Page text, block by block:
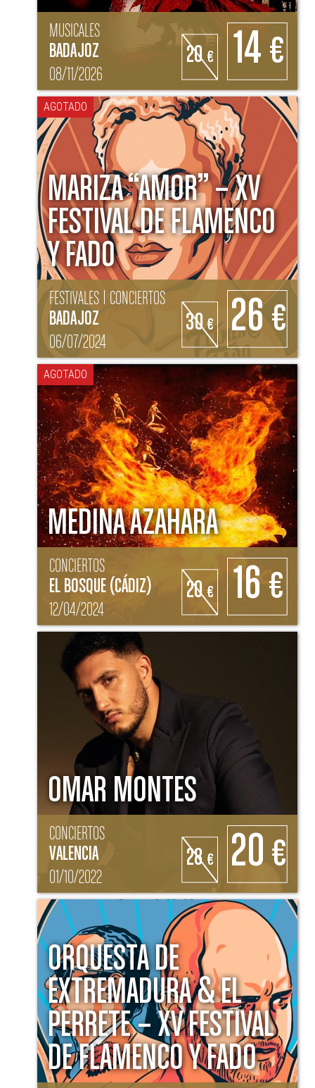
MUSICALES
BADAJOZ
08/11/2026
20€ 14 €
AGOTADO
MARIZA “AMOR” – XV
FESTIVAL DE FLAMENCO
Y FADO
FESTIVALES | CONCIERTOS
BADAJOZ
06/07/2024
30€ 26 €
AGOTADO
MEDINA AZAHARA
CONCIERTOS
EL BOSQUE (CÁDIZ)
12/04/2024
20€ 16 €
OMAR MONTES
CONCIERTOS
VALENCIA
01/10/2022
28€ 20 €
ORQUESTA DE
EXTREMADURA & EL
PERRETE – XV FESTIVAL
DE FLAMENCO Y FADO